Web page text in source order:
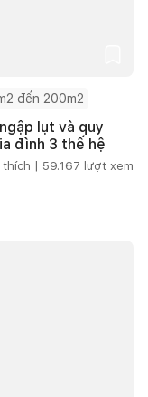
đến 200m2
lụt và quy
đình 3 thế hệ
| 59.167 lượt xem